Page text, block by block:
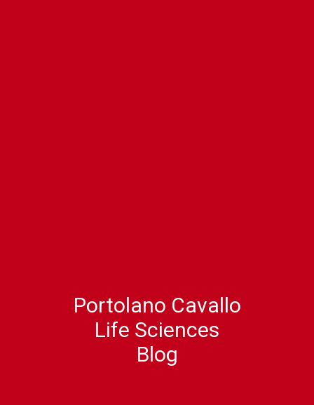
Portolano Cavallo
Life Sciences
Blog